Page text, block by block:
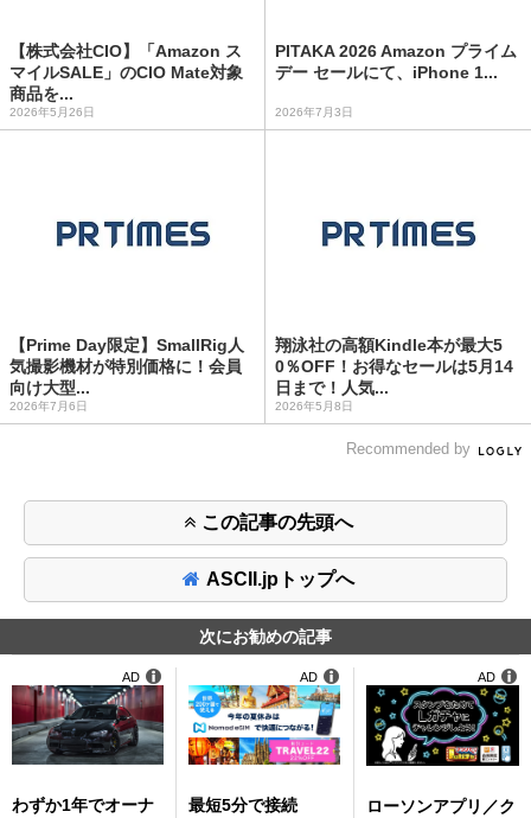
【株式会社CIO】「Amazon ス
マイルSALE」のCIO Mate対象
商品を...
2026年5月26日
PITAKA 2026 Amazon プライム
デー セールにて、iPhone 1...
2026年7月3日
【Prime Day限定】SmallRig人
気撮影機材が特別価格に！会員
向け大型...
2026年7月6日
翔泳社の高額Kindle本が最大5
0％OFF！お得なセールは5月14
日まで！人気...
2026年5月8日
Recommended by
この記事の先頭へ
ASCII.jpトップへ
次にお勧めの記事
わずか1年でオーナ
AD
最短5分で接続
AD
ローソンアプリ／ク
AD